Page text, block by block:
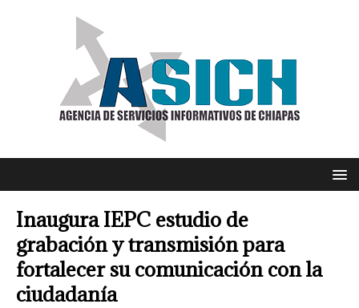
Inaugura IEPC estudio de
grabación y transmisión para
fortalecer su comunicación con la
ciudadanía